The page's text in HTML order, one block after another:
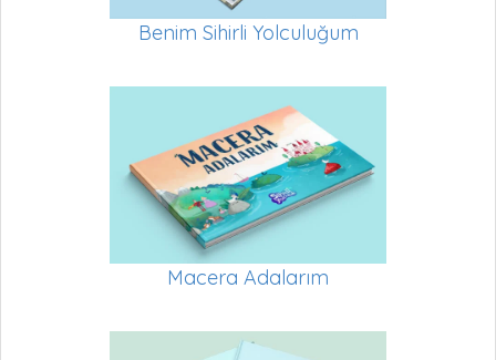
Benim Sihirli Yolculuğum
Macera Adalarım